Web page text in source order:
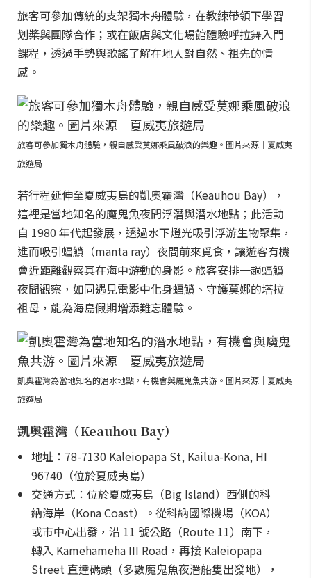
旅客可參加傳統的支架獨木舟體驗，在教練帶領下學習
划槳與團隊合作；或在飯店與文化場館體驗呼拉舞入門
課程，透過手勢與歌謠了解在地人對自然、祖先的情
感。
旅客可參加獨木舟體驗，親自感受莫娜乘風破浪的樂趣。圖片來源｜夏威夷
旅遊局
若行程延伸至夏威夷島的凱奧霍灣（Keauhou Bay），
這裡是當地知名的魔鬼魚夜間浮潛與潛水地點；此活動
自 1980 年代起發展，透過水下燈光吸引浮游生物聚集，
進而吸引蝠鱝（manta ray）夜間前來覓食，讓遊客有機
會近距離觀察其在海中游動的身影。旅客安排一趟蝠鱝
夜間觀察，如同遇見電影中化身蝠鱝、守護莫娜的塔拉
祖母，能為海島假期增添難忘體驗。
凱奧霍灣為當地知名的潛水地點，有機會與魔鬼魚共游。圖片來源｜夏威夷
旅遊局
凱奧霍灣（Keauhou Bay）
地址：78-7130 Kaleiopapa St, Kailua-Kona, HI
96740（位於夏威夷島）
交通方式：位於夏威夷島（Big Island）西側的科
納海岸（Kona Coast）。從科納國際機場（KOA）
或市中心出發，沿 11 號公路（Route 11）南下，
轉入 Kamehameha III Road，再接 Kaleiopapa
Street 直達碼頭（多數魔鬼魚夜潛船隻出發地），